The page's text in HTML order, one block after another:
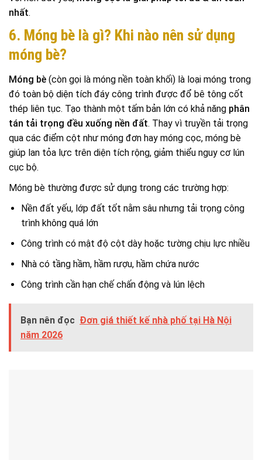
nhất.
6. Móng bè là gì? Khi nào nên sử dụng
móng bè?
Móng bè (còn gọi là móng nền toàn khối) là loại móng trong
đó toàn bộ diện tích đáy công trình được đổ bê tông cốt
thép liên tục. Tạo thành một tấm bản lớn có khả năng phân
tán tải trọng đều xuống nền đất. Thay vì truyền tải trọng
qua các điểm cột như móng đơn hay móng cọc, móng bè
giúp lan tỏa lực trên diện tích rộng, giảm thiểu nguy cơ lún
cục bộ.
Móng bè thường được sử dụng trong các trường hợp:
Nền đất yếu, lớp đất tốt nằm sâu nhưng tải trọng công
trình không quá lớn
Công trình có mật độ cột dày hoặc tường chịu lực nhiều
Nhà có tầng hầm, hầm rượu, hầm chứa nước
Công trình cần hạn chế chấn động và lún lệch
Bạn nên đọc Đơn giá thiết kế nhà phố tại Hà Nội
năm 2026